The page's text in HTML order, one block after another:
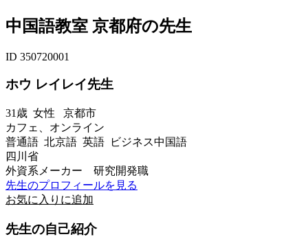
中国語教室 京都府の先生
ID 350720001
ホウ レイレイ先生
31歳 女性 京都市
カフェ、オンライン
普通語 北京語 英語 ビジネス中国語
四川省
外資系メーカー 研究開発職
先生のプロフィールを見る
お気に入りに追加
先生の自己紹介